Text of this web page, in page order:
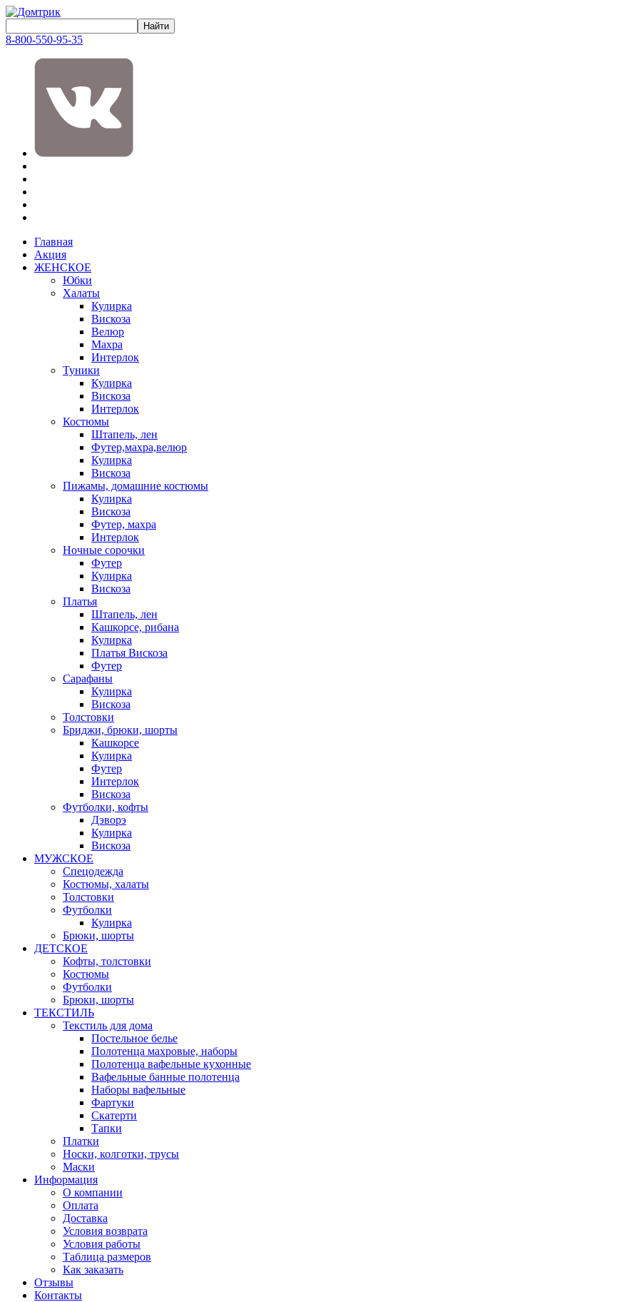
8-800-550-95-35
Главная
Акция
ЖЕНСКОЕ
Юбки
Халаты
Кулирка
Вискоза
Велюр
Махра
Интерлок
Туники
Кулирка
Вискоза
Интерлок
Костюмы
Штапель, лен
Футер,махра,велюр
Кулирка
Вискоза
Пижамы, домашние костюмы
Кулирка
Вискоза
Футер, махра
Интерлок
Ночные сорочки
Футер
Кулирка
Вискоза
Платья
Штапель, лен
Кашкорсе, рибана
Кулирка
Платья Вискоза
Футер
Сарафаны
Кулирка
Вискоза
Толстовки
Бриджи, брюки, шорты
Кашкорсе
Кулирка
Футер
Интерлок
Вискоза
Футболки, кофты
Дэворэ
Кулирка
Вискоза
МУЖСКОЕ
Спецодежда
Костюмы, халаты
Толстовки
Футболки
Кулирка
Брюки, шорты
ДЕТСКОЕ
Кофты, толстовки
Костюмы
Футболки
Брюки, шорты
ТЕКСТИЛЬ
Текстиль для дома
Постельное белье
Полотенца махровые, наборы
Полотенца вафельные кухонные
Вафельные банные полотенца
Наборы вафельные
Фартуки
Скатерти
Тапки
Платки
Носки, колготки, трусы
Маски
Информация
О компании
Оплата
Доставка
Условия возврата
Условия работы
Таблица размеров
Как заказать
Отзывы
Контакты